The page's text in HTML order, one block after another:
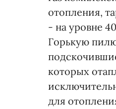
отопления,
- на уровне
Горькую
которых
для